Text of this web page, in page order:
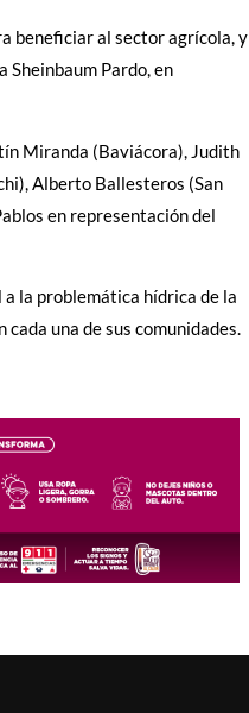
beneficiar al sector agrícola, y
Pardo, en
Miranda (Baviácora), Judith
Alberto Ballesteros (San
en representación del
la problemática hídrica de la
una de sus comunidades.